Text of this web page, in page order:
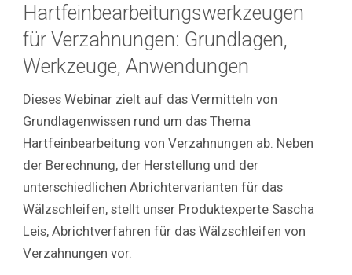
Hartfeinbearbeitungswerkzeugen
für Verzahnungen: Grundlagen,
Werkzeuge, Anwendungen
Dieses Webinar zielt auf das Vermitteln von
Grundlagenwissen rund um das Thema
Hartfeinbearbeitung von Verzahnungen ab. Neben
der Berechnung, der Herstellung und der
unterschiedlichen Abrichtervarianten für das
Wälzschleifen, stellt unser Produktexperte Sascha
Leis, Abrichtverfahren für das Wälzschleifen von
Verzahnungen vor.